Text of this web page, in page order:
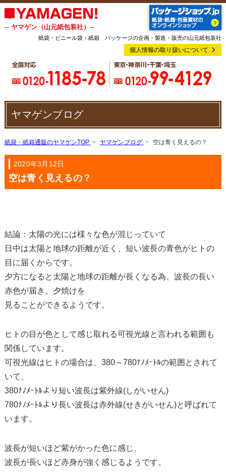
─ ヤマゲン（山元紙包装社）─
紙袋・ビニール袋・紙箱 パッケージの企画・製造・販売の山元紙包装社
個人情報の取り扱いについて
ヤマゲンブログ
紙袋・紙箱通販のヤマゲンTOP ヤマゲンブログ 空は青く見えるの？
2020年3月12日
空は青く見えるの？
結論：太陽の光には様々な色が混じっていて
日中は太陽と地球の距離が近く、短い波長の青色がヒトの
目に届くからです。
夕方になると太陽と地球の距離が長くなる為、波長の長い
赤色が届き、夕焼けを
見ることができるようです。
ヒトの目が色として感じ取れる可視光線と言われる範囲も
関係しています。
可視光線はヒトの場合は、380～780ﾅﾉﾒｰﾄﾙの範囲とされて
いて、
380ﾅﾉﾒｰﾄﾙより短い波長は紫外線(しがいせん)
780ﾅﾉﾒｰﾄﾙより長い波長は赤外線(せきがいせん)と呼ばれて
います。
波長が短いほど紫がかった色に感じ、
波長が長いほど赤身が強く感じるようです。